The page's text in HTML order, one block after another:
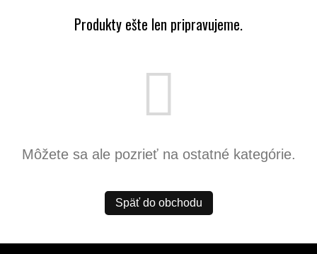
Produkty ešte len pripravujeme.
Môžete sa ale pozrieť na ostatné kategórie.
Späť do obchodu